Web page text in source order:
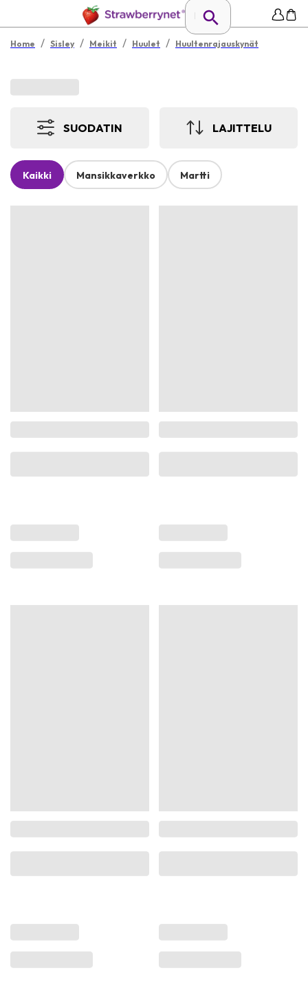
Home / Sisley / Meikit / Huulet / Huultenrajauskynät
SUODATIN LAJITTELU
Kaikki Mansikkaverkko Martti